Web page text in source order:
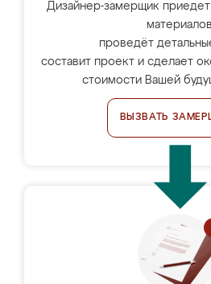
Дизайнер-замерщик
проведёт
составит проект и сделает
стоимости Вашей
ВЫЗВАТЬ